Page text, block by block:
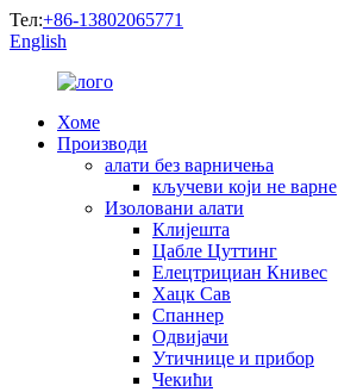
Тел:+86-13802065771
English
Хоме
Производи
алати без варничења
кључеви који не варне
Изоловани алати
Клијешта
Цабле Цуттинг
Елецтрициан Книвес
Хацк Сав
Спаннер
Одвијачи
Утичнице и прибор
Чекићи